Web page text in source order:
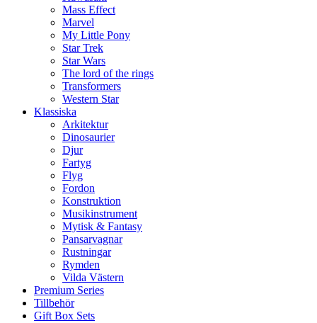
Mass Effect
Marvel
My Little Pony
Star Trek
Star Wars
The lord of the rings
Transformers
Western Star
Klassiska
Arkitektur
Dinosaurier
Djur
Fartyg
Flyg
Fordon
Konstruktion
Musikinstrument
Mytisk & Fantasy
Pansarvagnar
Rustningar
Rymden
Vilda Västern
Premium Series
Tillbehör
Gift Box Sets